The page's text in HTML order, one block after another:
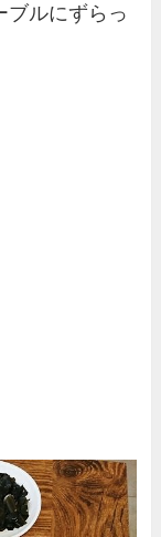
ブルにずらっ